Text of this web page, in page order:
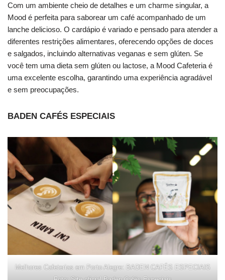
Com um ambiente cheio de detalhes e um charme singular, a
Mood é perfeita para saborear um café acompanhado de um
lanche delicioso. O cardápio é variado e pensado para atender a
diferentes restrições alimentares, oferecendo opções de doces
e salgados, incluindo alternativas veganas e sem glúten. Se
você tem uma dieta sem glúten ou lactose, a Mood Cafeteria é
uma excelente escolha, garantindo uma experiência agradável
e sem preocupações.
BADEN CAFÉS ESPECIAIS
Melhores Cafeterias em Porto Alegre: BADEN CAFÉS ESPECIAIS